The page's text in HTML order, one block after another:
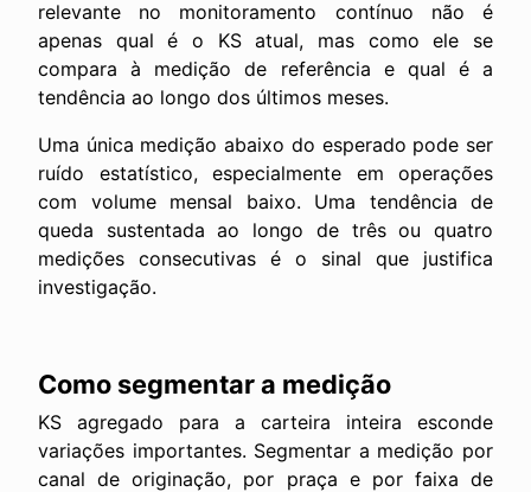
relevante no monitoramento contínuo não é
apenas qual é o KS atual, mas como ele se
compara à medição de referência e qual é a
tendência ao longo dos últimos meses.
Uma única medição abaixo do esperado pode ser
ruído estatístico, especialmente em operações
com volume mensal baixo. Uma tendência de
queda sustentada ao longo de três ou quatro
medições consecutivas é o sinal que justifica
investigação.
Como segmentar a medição
KS agregado para a carteira inteira esconde
variações importantes. Segmentar a medição por
canal de originação, por praça e por faixa de